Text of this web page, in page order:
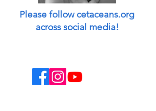
Please follow cetaceans.org
across social media!